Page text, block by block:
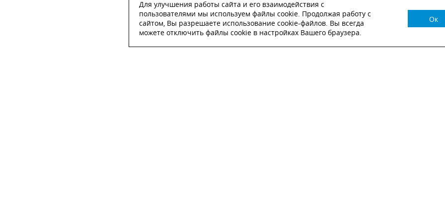
НУЖНА КОНСУЛЬТАЦИЯ?
ОСТАВЬТЕ ЗАЯВКУ И НАШ МЕНЕДЖЕР СВЯЖЕТСЯ
Для улучшения работы сайта и его взаимодействия с
пользователями мы используем файлы cookie. Продолжая работу с
сайтом, Вы разрешаете использование cookie-файлов. Вы всегда
можете отключить файлы cookie в настройках Вашего браузера.
Ок